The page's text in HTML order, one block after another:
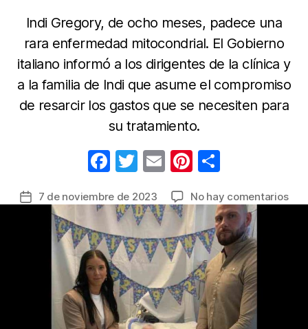
Indi Gregory, de ocho meses, padece una
rara enfermedad mitocondrial. El Gobierno
italiano informó a los dirigentes de la clínica y
a la familia de Indi que asume el compromiso
de resarcir los gastos que se necesiten para
su tratamiento.
F
c
e
b
o
o
k
T
itt
er
E
ail
Pi
er
e
st
m
p
ar
tir
Fecha
entrada
7 de noviembre de 2023 No hay comentariosen